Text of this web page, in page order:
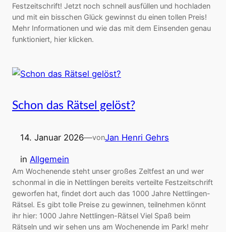
Festzeitschrift! Jetzt noch schnell ausfüllen und hochladen
und mit ein bisschen Glück gewinnst du einen tollen Preis!
Mehr Informationen und wie das mit dem Einsenden genau
funktioniert, hier klicken.
Schon das Rätsel gelöst?
14. Januar 2026—vonJan Henri Gehrs
in Allgemein
Am Wochenende steht unser großes Zeltfest an und wer
schonmal in die in Nettlingen bereits verteilte Festzeitschrift
geworfen hat, findet dort auch das 1000 Jahre Nettlingen-
Rätsel. Es gibt tolle Preise zu gewinnen, teilnehmen könnt
ihr hier: 1000 Jahre Nettlingen-Rätsel Viel Spaß beim
Rätseln und wir sehen uns am Wochenende im Park! mehr